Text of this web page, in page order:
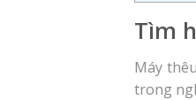
Tìm
Máy
trong